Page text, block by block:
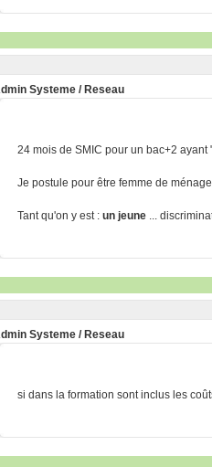
Systeme / Reseau
24 mois de SMIC pour un bac+2
Je postule pour être femme de
Tant qu'on y est :un jeune ...
Systeme / Reseau
si dans la formation sont inclus les